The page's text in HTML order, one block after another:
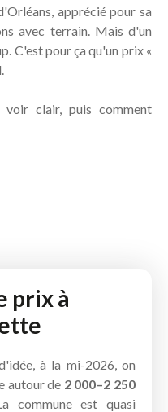
apprécié pour sa
avec terrain. Mais d'un
C'est pour ça qu'un prix «
clair, puis comment
prix à
à la mi-2026, on
autour de 2 000–2 250
commune est quasi